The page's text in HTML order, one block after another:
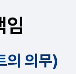
임
의 의무)